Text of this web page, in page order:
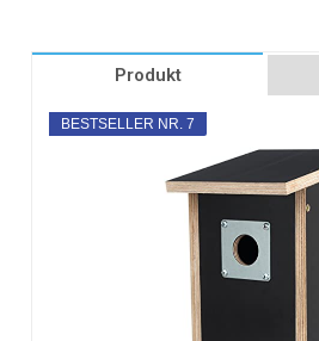
Produkt
BESTSELLER NR. 7